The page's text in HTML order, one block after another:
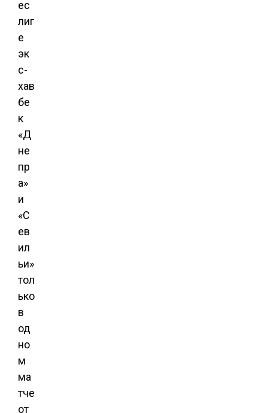
ес
лиг
е
эк
с-
хав
бе
к
«Д
не
пр
а»
и
«С
ев
ил
ьи»
тол
ько
в
од
но
м
ма
тче
от